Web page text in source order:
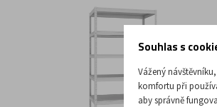
Souhlas s
Vážený
komfortu při
aby správně